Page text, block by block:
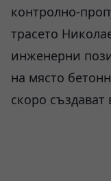
контролно-
трасето
инженерни
на място
скоро създават